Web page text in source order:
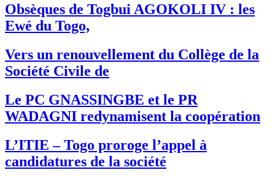
Obsèques de Togbui AGOKOLI IV : les
Ewé du Togo,
Vers un renouvellement du Collège de la
Société Civile de
Le PC GNASSINGBE et le PR
WADAGNI redynamisent la coopération
L’ITIE – Togo proroge l’appel à
candidatures de la société